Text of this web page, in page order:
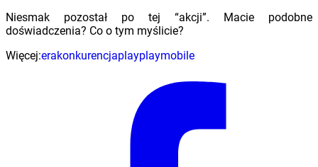
Niesmak pozostał po tej “akcji”. Macie podobne
doświadczenia? Co o tym myślicie?
Więcej:erakonkurencjaplayplaymobile